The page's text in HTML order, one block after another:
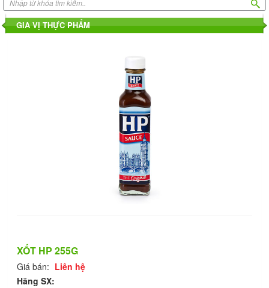
GIA VỊ THỰC PHẨM
XỐT HP 255G
Giá bán: Liên hệ
Hãng SX: